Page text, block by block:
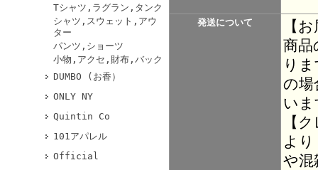
Tシャツ,ラグラン,タンク
シャツ,スウェット,アウ
ター
パンツ,ショーツ
小物,アクセ,財布,バック
DUMBO (お香）
ONLY NY
Quintin Co
101アパレル
Official
発送について
【
商品
り
の場
い
【
よ
や混